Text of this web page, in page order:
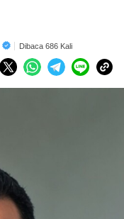
Dibaca 686 Kali